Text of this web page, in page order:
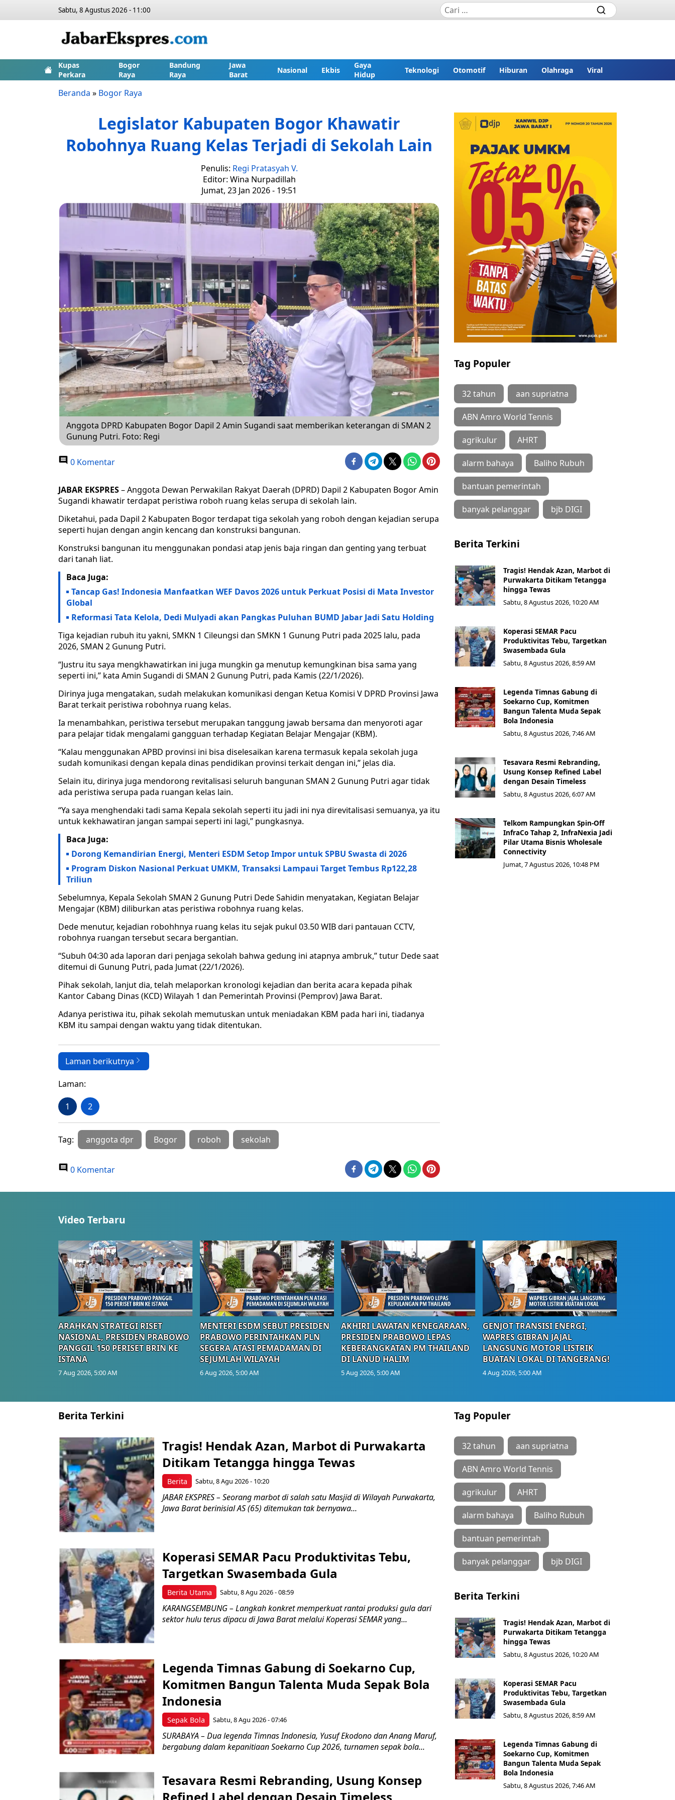
Sabtu, 8 Agustus 2026 - 11:00
Kupas
Perkara
Bogor
Raya
Bandung
Raya
Jawa
Barat
Nasional Ekbis
Gaya
Hidup
Teknologi Otomotif Hiburan Olahraga Viral
Beranda » Bogor Raya
Legislator Kabupaten Bogor Khawatir
Robohnya Ruang Kelas Terjadi di Sekolah Lain
Penulis: Regi Pratasyah V.
Editor: Wina Nurpadillah
Jumat, 23 Jan 2026 - 19:51
Anggota DPRD Kabupaten Bogor Dapil 2 Amin Sugandi saat memberikan keterangan di SMAN 2
Gunung Putri. Foto: Regi
0 Komentar
JABAR EKSPRES– Anggota Dewan Perwakilan Rakyat Daerah (DPRD) Dapil 2 Kabupaten Bogor Amin
Sugandi khawatir terdapat peristiwa roboh ruang kelas serupa di sekolah lain.
Diketahui, pada Dapil 2 Kabupaten Bogor terdapat tiga sekolah yang roboh dengan kejadian serupa
seperti hujan dengan angin kencang dan konstruksi bangunan.
Konstruksi bangunan itu menggunakan pondasi atap jenis baja ringan dan genting yang terbuat
dari tanah liat.
Baca Juga:
Tancap Gas! Indonesia Manfaatkan WEF Davos 2026 untuk Perkuat Posisi di Mata Investor
Global
Reformasi Tata Kelola, Dedi Mulyadi akan Pangkas Puluhan BUMD Jabar Jadi Satu Holding
Tiga kejadian rubuh itu yakni, SMKN 1 Cileungsi dan SMKN 1 Gunung Putri pada 2025 lalu, pada
2026, SMAN 2 Gunung Putri.
“Justru itu saya mengkhawatirkan ini juga mungkin ga menutup kemungkinan bisa sama yang
seperti ini,” kata Amin Sugandi di SMAN 2 Gunung Putri, pada Kamis (22/1/2026).
Dirinya juga mengatakan, sudah melakukan komunikasi dengan Ketua Komisi V DPRD Provinsi Jawa
Barat terkait peristiwa robohnya ruang kelas.
Ia menambahkan, peristiwa tersebut merupakan tanggung jawab bersama dan menyoroti agar
para pelajar tidak mengalami gangguan terhadap Kegiatan Belajar Mengajar (KBM).
“Kalau menggunakan APBD provinsi ini bisa diselesaikan karena termasuk kepala sekolah juga
sudah komunikasi dengan kepala dinas pendidikan provinsi terkait dengan ini,” jelas dia.
Selain itu, dirinya juga mendorong revitalisasi seluruh bangunan SMAN 2 Gunung Putri agar tidak
ada peristiwa serupa pada ruangan kelas lain.
“Ya saya menghendaki tadi sama Kepala sekolah seperti itu jadi ini nya direvitalisasi semuanya, ya itu
untuk kekhawatiran jangan sampai seperti ini lagi,” pungkasnya.
Baca Juga:
Dorong Kemandirian Energi, Menteri ESDM Setop Impor untuk SPBU Swasta di 2026
Program Diskon Nasional Perkuat UMKM, Transaksi Lampaui Target Tembus Rp122,28
Triliun
Sebelumnya, Kepala Sekolah SMAN 2 Gunung Putri Dede Sahidin menyatakan, Kegiatan Belajar
Mengajar (KBM) diliburkan atas peristiwa robohnya ruang kelas.
Dede menutur, kejadian robohhnya ruang kelas itu sejak pukul 03.50 WIB dari pantauan CCTV,
robohnya ruangan tersebut secara bergantian.
“Subuh 04:30 ada laporan dari penjaga sekolah bahwa gedung ini atapnya ambruk,” tutur Dede saat
ditemui di Gunung Putri, pada Jumat (22/1/2026).
Pihak sekolah, lanjut dia, telah melaporkan kronologi kejadian dan berita acara kepada pihak
Kantor Cabang Dinas (KCD) Wilayah 1 dan Pemerintah Provinsi (Pemprov) Jawa Barat.
Adanya peristiwa itu, pihak sekolah memutuskan untuk meniadakan KBM pada hari ini, tiadanya
KBM itu sampai dengan waktu yang tidak ditentukan.
Laman berikutnya
Laman:
1 2
Tag: anggota dpr Bogor roboh sekolah
0 Komentar
Tag Populer
32 tahun aan supriatna
ABN Amro World Tennis
agrikulur AHRT
alarm bahaya Baliho Rubuh
bantuan pemerintah
banyak pelanggar bjb DIGI
Berita Terkini
Tragis! Hendak Azan, Marbot di
Purwakarta Ditikam Tetangga
hingga Tewas
Sabtu, 8 Agustus 2026, 10:20 AM
Koperasi SEMAR Pacu
Produktivitas Tebu, Targetkan
Swasembada Gula
Sabtu, 8 Agustus 2026, 8:59 AM
Legenda Timnas Gabung di
Soekarno Cup, Komitmen
Bangun Talenta Muda Sepak
Bola Indonesia
Sabtu, 8 Agustus 2026, 7:46 AM
Tesavara Resmi Rebranding,
Usung Konsep Refined Label
dengan Desain Timeless
Sabtu, 8 Agustus 2026, 6:07 AM
Telkom Rampungkan Spin-Off
InfraCo Tahap 2, InfraNexia Jadi
Pilar Utama Bisnis Wholesale
Connectivity
Jumat, 7 Agustus 2026, 10:48 PM
Video Terbaru
ARAHKAN STRATEGI RISET
NASIONAL, PRESIDEN PRABOWO
PANGGIL 150 PERISET BRIN KE
ISTANA
7 Aug 2026, 5:00 AM
MENTERI ESDM SEBUT PRESIDEN
PRABOWO PERINTAHKAN PLN
SEGERA ATASI PEMADAMAN DI
SEJUMLAH WILAYAH
6 Aug 2026, 5:00 AM
AKHIRI LAWATAN KENEGARAAN,
PRESIDEN PRABOWO LEPAS
KEBERANGKATAN PM THAILAND
DI LANUD HALIM
5 Aug 2026, 5:00 AM
GENJOT TRANSISI ENERGI,
WAPRES GIBRAN JAJAL
LANGSUNG MOTOR LISTRIK
BUATAN LOKAL DI TANGERANG!
4 Aug 2026, 5:00 AM
Berita Terkini
Berita
Tragis! Hendak Azan, Marbot di Purwakarta
Ditikam Tetangga hingga Tewas
Sabtu, 8 Agu 2026 - 10:20
JABAR EKSPRES – Seorang marbot di salah satu Masjid di Wilayah Purwakarta,
Jawa Barat berinisial AS (65) ditemukan tak bernyawa...
Berita Utama
Koperasi SEMAR Pacu Produktivitas Tebu,
Targetkan Swasembada Gula
Sabtu, 8 Agu 2026 - 08:59
KARANGSEMBUNG – Langkah konkret memperkuat rantai produksi gula dari
sektor hulu terus dipacu di Jawa Barat melalui Koperasi SEMAR yang...
Sepak Bola
Legenda Timnas Gabung di Soekarno Cup,
Komitmen Bangun Talenta Muda Sepak Bola
Indonesia
Sabtu, 8 Agu 2026 - 07:46
SURABAYA – Dua legenda Timnas Indonesia, Yusuf Ekodono dan Anang Maruf,
bergabung dalam kepanitiaan Soekarno Cup 2026, turnamen sepak bola...
Tesavara Resmi Rebranding, Usung Konsep
Tag Populer
32 tahun aan supriatna
ABN Amro World Tennis
agrikulur AHRT
alarm bahaya Baliho Rubuh
bantuan pemerintah
banyak pelanggar bjb DIGI
Berita Terkini
Tragis! Hendak Azan, Marbot di
Purwakarta Ditikam Tetangga
hingga Tewas
Sabtu, 8 Agustus 2026, 10:20 AM
Koperasi SEMAR Pacu
Produktivitas Tebu, Targetkan
Swasembada Gula
Sabtu, 8 Agustus 2026, 8:59 AM
Legenda Timnas Gabung di
Soekarno Cup, Komitmen
Bangun Talenta Muda Sepak
Bola Indonesia
Sabtu, 8 Agustus 2026, 7:46 AM